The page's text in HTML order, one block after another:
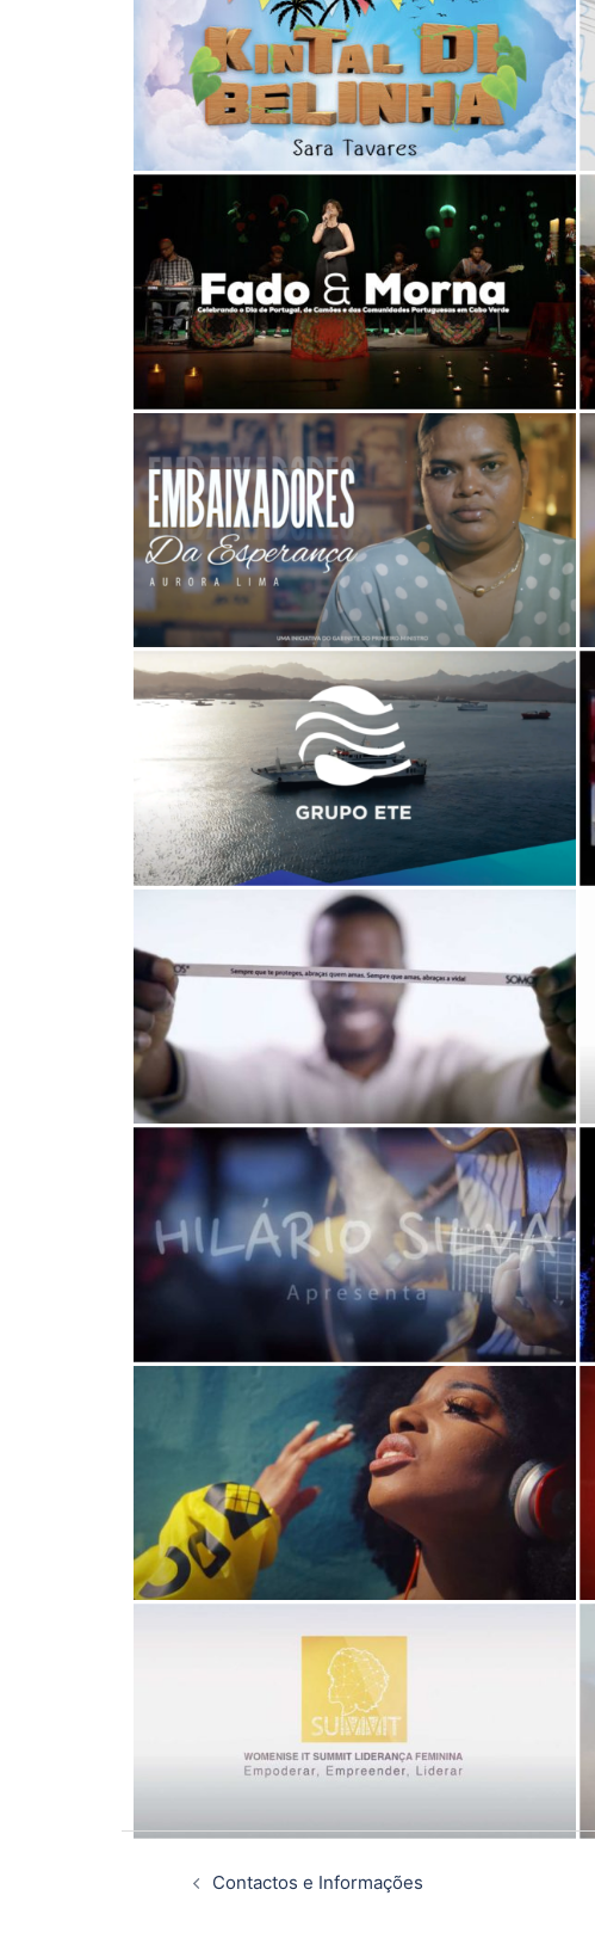
Contactos e Informações